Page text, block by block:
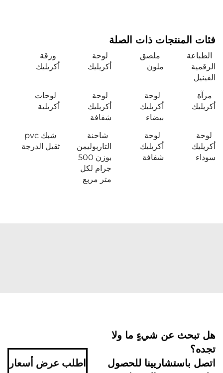
فئات المنتجات ذات الصلة
الطباعة
الرقمية
الفينيل
ملصق
ملون
لوحة
أكريليك
ورقة
أكريليك
مرآة
أكريليك
لوحة
أكريليك
بيضاء
لوحة
أكريليك
شفافة
لوحات
أكريلية
لوحة
أكريليك
سوداء
لوحة
أكريليك
شفافة
شاحنة
التاربوليمن
بوزن 500
جرام لكل
متر مربع
شبك pvc
ثقيل الدرجة
هل تبحث عن شيءٍ ما ولا
تجده؟
اتصل باستشاريينا للحصول
اطلب عرض أسعار